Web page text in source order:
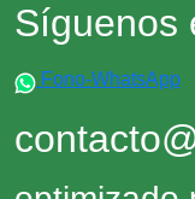
Síguenos
Fono-WhatsApp